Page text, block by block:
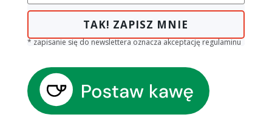
TAK! ZAPISZ MNIE
* zapisanie się do newslettera oznacza akceptację regulaminu